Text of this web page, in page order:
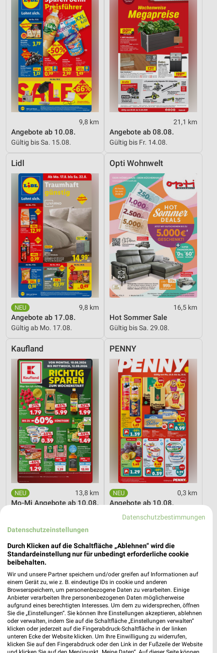
9,8 km
Angebote ab 10.08.
Gültig bis Sa. 15.08.
21,1 km
Angebote ab 08.08.
Gültig bis Fr. 14.08.
Lidl
9,8 km
Angebote ab 17.08.
Gültig ab Mo. 17.08.
Opti Wohnwelt
16,5 km
Hot Sommer Sale
Gültig bis Sa. 29.08.
Kaufland
13,8 km
Mo-Mi Angebote ab 10.08.
PENNY
0,3 km
Angebote ab 10.08.
Gültig bis Sa. 15.08.
EDEKA
Datenschutzbestimmungen
Datenschutzeinstellungen
Durch Klicken auf die Schaltfläche „Ablehnen“ wird die
Standardeinstellung nur für unbedingt erforderliche cookie
beibehalten.
Wir und unsere Partner speichern und/oder greifen auf Informationen auf
einem Gerät zu, wie z. B. eindeutige IDs in cookie und anderen
Browserspeichern, um personenbezogene Daten zu verarbeiten. Einige
Anbieter verarbeiten Ihre personenbezogenen Daten möglicherweise
aufgrund eines berechtigten Interesses. Um dem zu widersprechen, öffnen
Sie die „Einstellungen“. Sie können Ihre Einstellungen akzeptieren, ablehnen
oder verwalten, indem Sie auf die Schaltfläche „Einstellungen verwalten“
klicken oder jederzeit auf die Fingerabdruck-Schaltfläche in der linken
unteren Ecke der Website klicken. Um Ihre Einwilligung zu widerrufen,
klicken Sie auf den Fingerabdruck oder den Link in der Fußzeile der Website